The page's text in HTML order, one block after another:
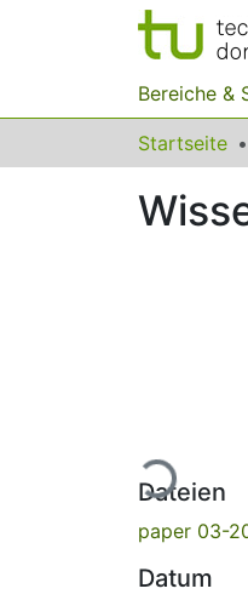
Bereiche &
Startseite
Lade...
Dateien
paper 03-
Datum